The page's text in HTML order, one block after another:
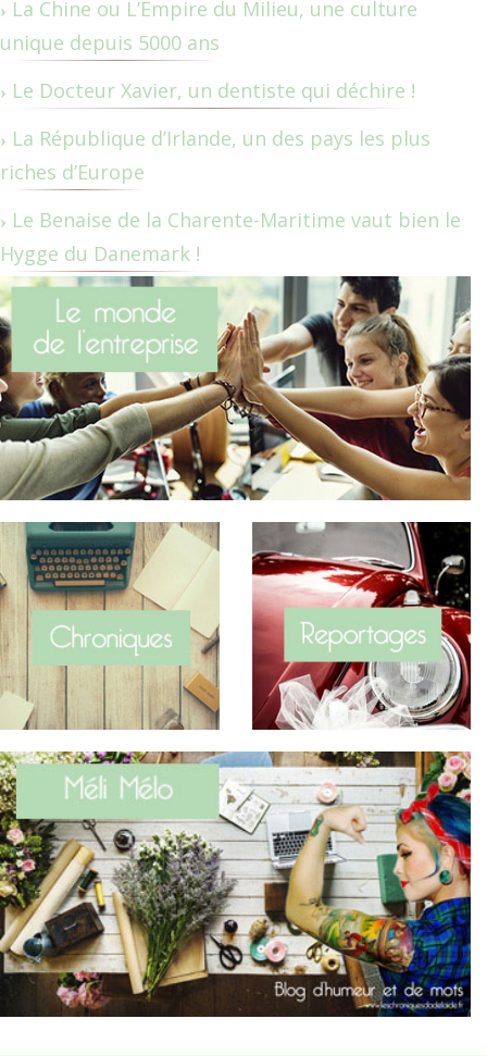
La Chine ou L’Empire du Milieu, une culture
unique depuis 5000 ans
Le Docteur Xavier, un dentiste qui déchire !
La République d’Irlande, un des pays les plus
riches d’Europe
Le Benaise de la Charente-Maritime vaut bien le
Hygge du Danemark !